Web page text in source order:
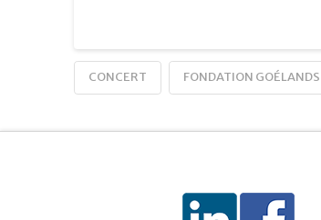
CONCERT FONDATION GOÉLANDS